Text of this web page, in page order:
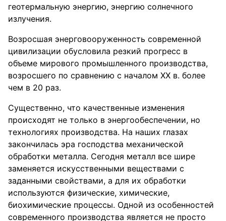
геотермальную энергию, энергию солнечного
излучения.
Возросшая энерговооруженность современной
цивилизации обусловила резкий прогресс в
объеме мирового промышленного производства,
возросшего по сравнению с началом XX в. более
чем в 20 раз.
Существенно, что качественные изменения
происходят не только в энергообеспечении, но
технологиях производства. На наших глазах
закончилась эра господства механической
обработки металла. Сегодня металл все шире
заменяется искусственными веществами с
заданными свойствами, а для их обработки
используются физические, химические,
биохимические процессы. Одной из особенностей
современного производства является не просто